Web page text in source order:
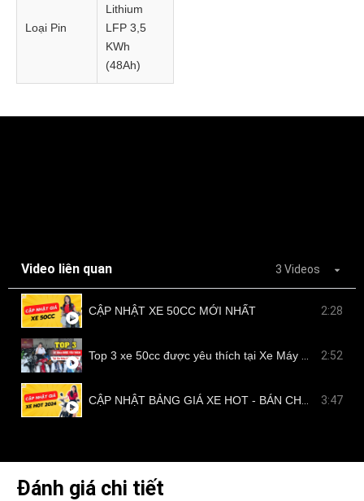
Loại Pin
Lithium
LFP 3,5
KWh
(48Ah)
Video liên quan 3 Videos
CẬP NHẬT XE 50CC MỚI NHẤT 2:28
2:52
3:47
Đánh giá chi tiết